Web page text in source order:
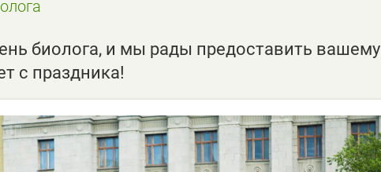
биолога, и мы рады предоставить вашему
с праздника!